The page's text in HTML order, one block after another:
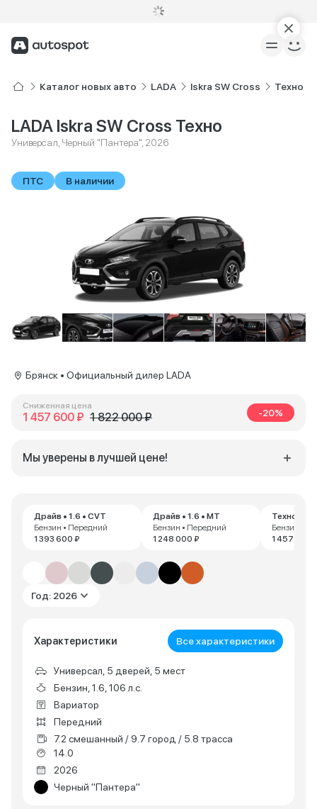
Каталог новых авто LADA Iskra SW Cross Техно
LADA Iskra SW Cross Техно
Универсал, Черный "Пантера", 2026
ПТС В наличии
Драйв • 1.6 • CVT
Бензин • Передний
1 393 600 ₽
Драйв • 1.6 • MT
Бензин • Передний
1 248 000 ₽
Техно •
Бензин •
1 457 600
Год: 2026
Характеристики Все характеристики
Универсал, 5 дверей, 5 мест
Бензин, 1.6, 106 л.с.
Вариатор
Передний
7.2 смешанный / 9.7 город / 5.8 трасса
14.0
2026
Черный "Пантера"
Брянск • Официальный дилер LADA
Сниженная цена
1 457 600 ₽ 1 822 000 ₽ -20%
Мы уверены в лучшей цене!